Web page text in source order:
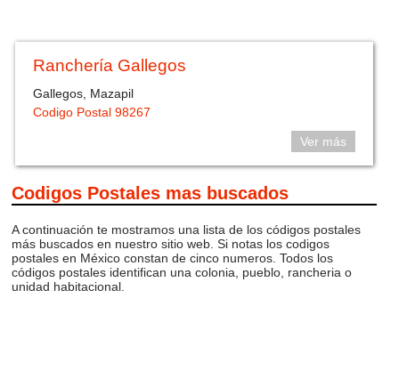
Ranchería Gallegos
Gallegos, Mazapil
Codigo Postal 98267
Ver más
Codigos Postales mas buscados
A continuación te mostramos una lista de los códigos postales
más buscados en nuestro sitio web. Si notas los codigos
postales en México constan de cinco numeros. Todos los
códigos postales identifican una colonia, pueblo, rancheria o
unidad habitacional.